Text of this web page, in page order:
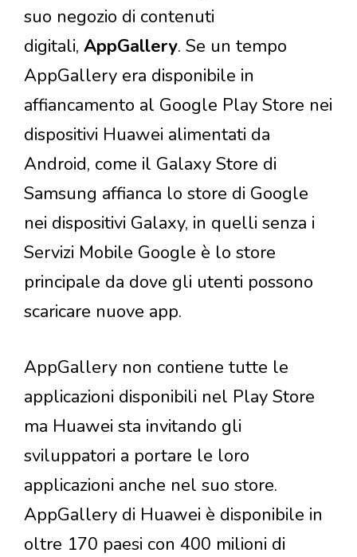
suo negozio di contenuti
digitali, AppGallery. Se un tempo
AppGallery era disponibile in
affiancamento al Google Play Store nei
dispositivi Huawei alimentati da
Android, come il Galaxy Store di
Samsung affianca lo store di Google
nei dispositivi Galaxy, in quelli senza i
Servizi Mobile Google è lo store
principale da dove gli utenti possono
scaricare nuove app.
AppGallery non contiene tutte le
applicazioni disponibili nel Play Store
ma Huawei sta invitando gli
sviluppatori a portare le loro
applicazioni anche nel suo store.
AppGallery di Huawei è disponibile in
oltre 170 paesi con 400 milioni di